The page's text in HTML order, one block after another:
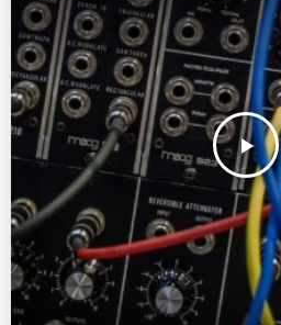
play_arrow